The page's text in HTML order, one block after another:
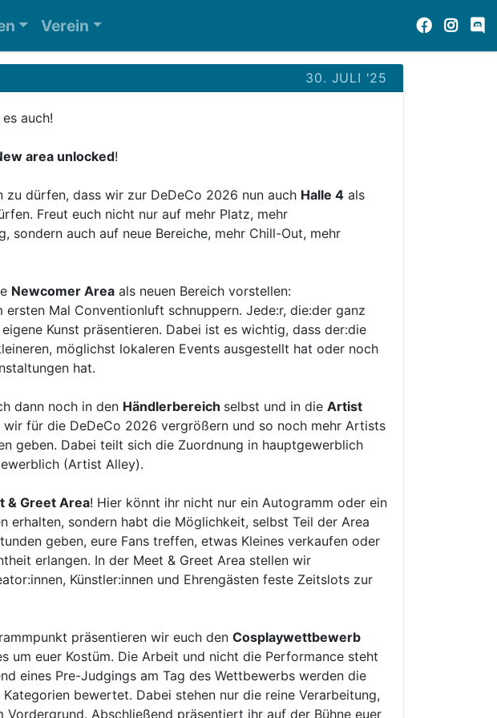
Verein
30. JULI '25
auch!
area unlocked!
zu dürfen, dass wir zur DeDeCo 2026 nun auch Halle 4als
Freut euch nicht nur auf mehr Platz, mehr
sondern auch auf neue Bereiche, mehr Chill-Out, mehr
Newcomer Areaals neuen Bereich vorstellen:
ersten Mal Conventionluft schnuppern. Jede:r, die:der ganz
Kunst präsentieren. Dabei ist es wichtig, dass der:die
möglichst lokaleren Events ausgestellt hat oder noch
hat.
dann noch in den Händlerbereich selbst und in die Artist
für die DeDeCo 2026 vergrößern und so noch mehr Artists
geben. Dabei teilt sich die Zuordnung in hauptgewerblich
(Artist Alley).
& Greet Area! Hier könnt ihr nicht nur ein Autogramm oder ein
erhalten, sondern habt die Möglichkeit, selbst Teil der Area
geben, eure Fans treffen, etwas Kleines verkaufen oder
erlangen. In der Meet & Greet Area stellen wir
Künstler:innen und Ehrengästen feste Zeitslots zur
präsentieren wir euch den Cosplaywettbewerb
um euer Kostüm. Die Arbeit und nicht die Performance steht
eines Pre-Judgings am Tag des Wettbewerbs werden die
bewertet. Dabei stehen nur die reine Verarbeitung,
Vordergrund. Abschließend präsentiert ihr auf der Bühne euer